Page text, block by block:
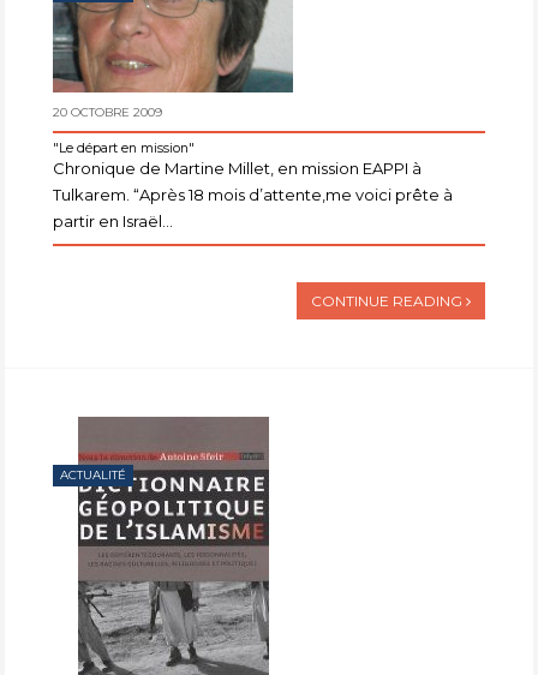
20 OCTOBRE 2009
"Le départ en mission"
Chronique de Martine Millet, en mission EAPPI à
Tulkarem. “Après 18 mois d’attente,me voici prête à
partir en Israël...
CONTINUE READING
ACTUALITÉ